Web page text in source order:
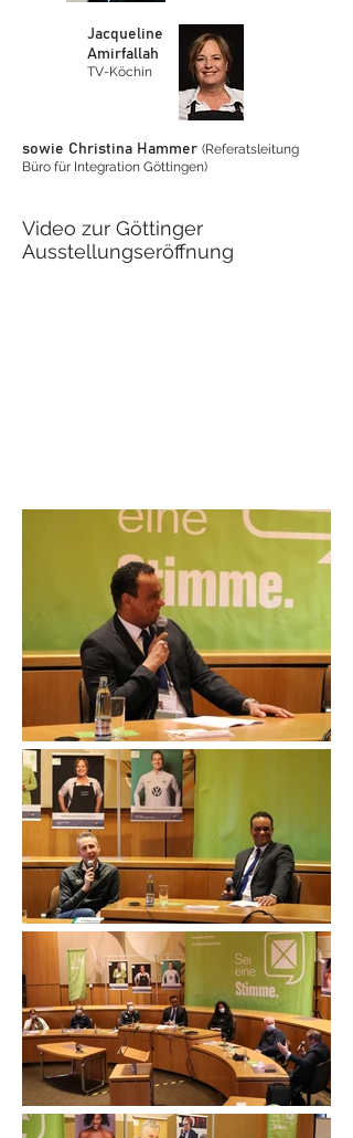
Jacqueline
Amirfallah
TV-Köchin
sowie Christina Hammer (Referatsleitung
Büro für Integration Göttingen)
Video zur Göttinger
Ausstellungseröffnung